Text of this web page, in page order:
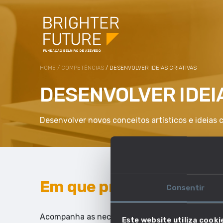
Consentir
Este website utiliza
HOME / COMPETÊNCIAS / DESENVOLVER IDEIAS CRIATIVAS
DESENVOLVER
Desenvolver novos conceitos artísticos e ideias
Em que profissões esta
Acompanha as necessidades do mercado de